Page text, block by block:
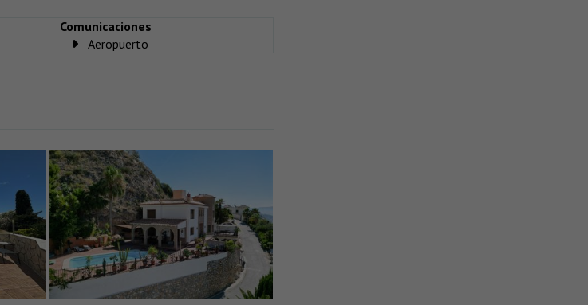
Comunicaciones
Aeropuerto